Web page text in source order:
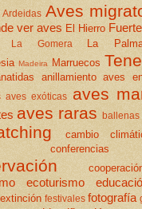
Ardeidas Aves
ver aves El Hierro
La Gomera La
Madeira Marruecos
anillamiento aves
aves exóticas aves
aves raras ballenas
cambio
conferencias
ecoturismo
extinción festivales fotografía